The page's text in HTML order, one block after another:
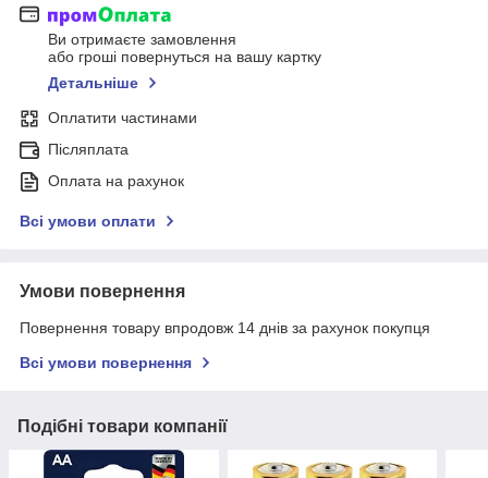
Ви отримаєте замовлення
або гроші повернуться на вашу картку
Детальніше
Оплатити частинами
Післяплата
Оплата на рахунок
Всі умови оплати
Умови повернення
Повернення товару впродовж 14 днів за рахунок покупця
Всі умови повернення
Подібні товари компанії